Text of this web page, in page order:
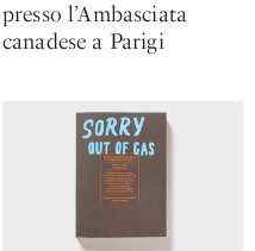
presso l’Ambasciata
canadese a Parigi